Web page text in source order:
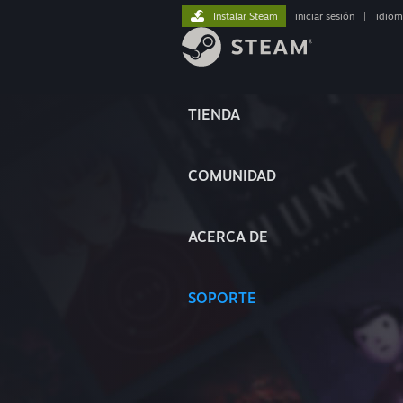
TIENDA
COMUNIDAD
ACERCA DE
SOPORTE
Instalar Steam iniciar sesión